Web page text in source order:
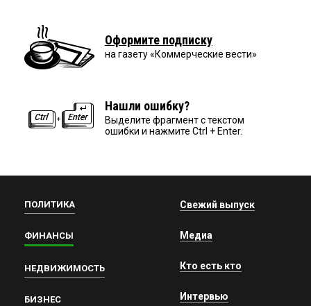
Оформите подписку
на газету «Коммерческие вести»
Нашли ошибку?
Выделите фрагмент с текстом
ошибки и нажмите Ctrl + Enter.
ПОЛИТИКА
ФИНАНСЫ
НЕДВИЖИМОСТЬ
БИЗНЕС
Свежий выпуск
Медиа
Кто есть кто
Интервью